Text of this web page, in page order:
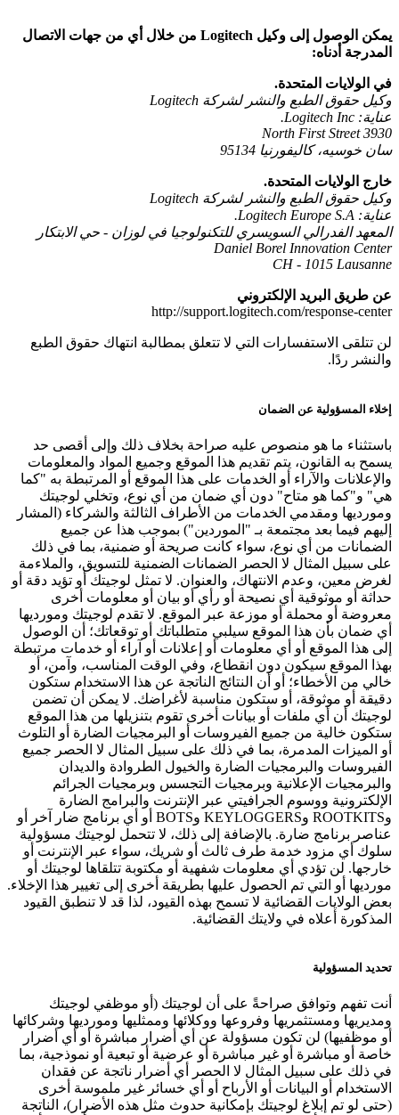
يمكن الوصول إلى وكيل Logitech من خلال أي من جهات الاتصال
المدرجة أدناه:
في الولايات المتحدة.
وكيل حقوق الطبع والنشر لشركة Logitech
عناية: Logitech Inc.
3930 North First Street
سان خوسيه، كاليفورنيا 95134
خارج الولايات المتحدة.
وكيل حقوق الطبع والنشر لشركة Logitech
عناية: Logitech Europe S.A.
المعهد الفدرالي السويسري للتكنولوجيا في لوزان - حي الابتكار
Daniel Borel Innovation Center
CH - 1015 Lausanne
عن طريق البريد الإلكتروني
http://support.logitech.com/response-center
لن تتلقى الاستفسارات التي لا تتعلق بمطالبة انتهاك حقوق الطبع
والنشر ردًا.
إخلاء المسؤولية عن الضمان
باستثناء ما هو منصوص عليه صراحة بخلاف ذلك وإلى أقصى حد
يسمح به القانون، يتم تقديم هذا الموقع وجميع المواد والمعلومات
والإعلانات والآراء أو الخدمات على هذا الموقع أو المرتبطة به "كما
هي" و"كما هو متاح" دون أي ضمان من أي نوع، وتخلي لوجيتك
ومورديها ومقدمي الخدمات من الأطراف الثالثة والشركاء (المشار
إليهم فيما بعد مجتمعة بـ "الموردين") بموجب هذا عن جميع
الضمانات من أي نوع، سواء كانت صريحة أو ضمنية، بما في ذلك
على سبيل المثال لا الحصر الضمانات الضمنية للتسويق، والملاءمة
لغرض معين، وعدم الانتهاك، والعنوان. لا تمثل لوجيتك أو تؤيد دقة أو
حداثة أو موثوقية أي نصيحة أو رأي أو بيان أو معلومات أخرى
معروضة أو محملة أو موزعة عبر الموقع. لا تقدم لوجيتك ومورديها
أي ضمان بأن هذا الموقع سيلبي متطلباتك أو توقعاتك؛ أن الوصول
إلى هذا الموقع أو أي معلومات أو إعلانات أو آراء أو خدمات مرتبطة
بهذا الموقع سيكون دون انقطاع، وفي الوقت المناسب، وآمن، أو
خالي من الأخطاء؛ أو أن النتائج الناتجة عن هذا الاستخدام ستكون
دقيقة أو موثوقة، أو ستكون مناسبة لأغراضك. لا يمكن أن تضمن
لوجيتك أن أي ملفات أو بيانات أخرى تقوم بتنزيلها من هذا الموقع
ستكون خالية من جميع الفيروسات أو البرمجيات الضارة أو التلوث
أو الميزات المدمرة، بما في ذلك على سبيل المثال لا الحصر جميع
الفيروسات والبرمجيات الضارة والخيول الطروادة والديدان
والبرمجيات الإعلانية وبرمجيات التجسس وبرمجيات الجرائم
الإلكترونية ووسوم الجرافيتي عبر الإنترنت والبرامج الضارة
وROOTKITS وKEYLOGGERS وBOTS أو أي برنامج ضار آخر أو
عناصر برنامج ضارة. بالإضافة إلى ذلك، لا تتحمل لوجيتك مسؤولية
سلوك أي مزود خدمة طرف ثالث أو شريك، سواء عبر الإنترنت أو
خارجها. لن تؤدي أي معلومات شفهية أو مكتوبة تتلقاها لوجيتك أو
مورديها أو التي تم الحصول عليها بطريقة أخرى إلى تغيير هذا الإخلاء.
بعض الولايات القضائية لا تسمح بهذه القيود، لذا قد لا تنطبق القيود
المذكورة أعلاه في ولايتك القضائية.
تحديد المسؤولية
أنت تفهم وتوافق صراحةً على أن لوجيتك (أو موظفي لوجيتك
ومديريها ومستثمريها وفروعها ووكلائها وممثليها ومورديها وشركائها
أو موظفيها) لن تكون مسؤولة عن أي أضرار مباشرة أو أي أضرار
خاصة أو مباشرة أو غير مباشرة أو عرضية أو تبعية أو نموذجية، بما
في ذلك على سبيل المثال لا الحصر أي أضرار ناتجة عن فقدان
الاستخدام أو البيانات أو الأرباح أو أي خسائر غير ملموسة أخرى
(حتى لو تم إبلاغ لوجيتك بإمكانية حدوث مثل هذه الأضرار)، الناتجة